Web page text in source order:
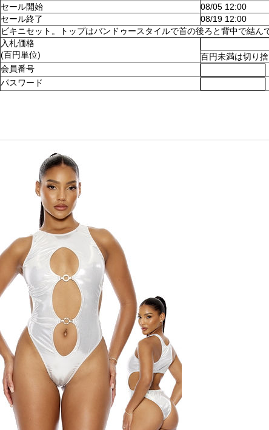
セール開始
08/05 12:00
セール終了
08/19 12:00
ビキニセット。トップはバンドゥースタイルで首の後ろと背中で結
入札価格
(百円単位)
百円未満は切り捨
会員番号
パスワード